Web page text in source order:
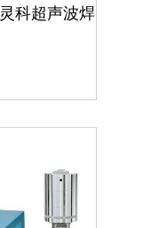
科超声波焊
箱模块化
电信号干
电箱与换
...